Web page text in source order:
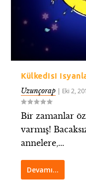
Külkedisi
Uzunçorap | Eki 2,
Bir zamanlar
varmış!
annelere,...
Devamı…